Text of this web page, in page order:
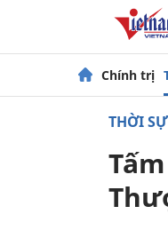
Chính trị
THỜI SỰ